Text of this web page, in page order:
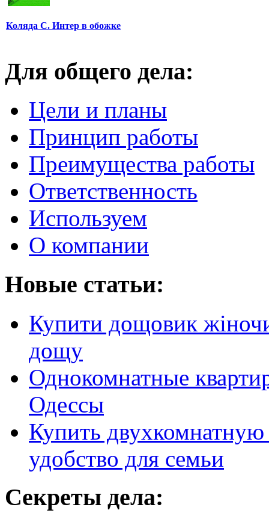
Коляда С. Интер в обожке
Для общего дела:
Цели и планы
Принцип работы
Преимущества работы
Ответственность
Используем
О компании
Новые статьи:
Купити дощовик
дощу
Однокомнатные
Одессы
Купить
удобство для семьи
Секреты дела: